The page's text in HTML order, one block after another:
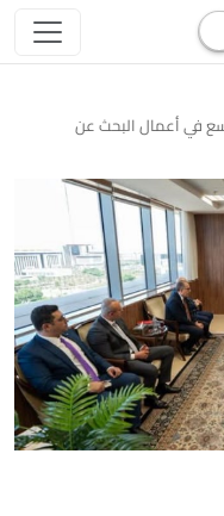
في أعمال البحث عن